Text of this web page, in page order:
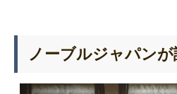
ノーブルジャパン